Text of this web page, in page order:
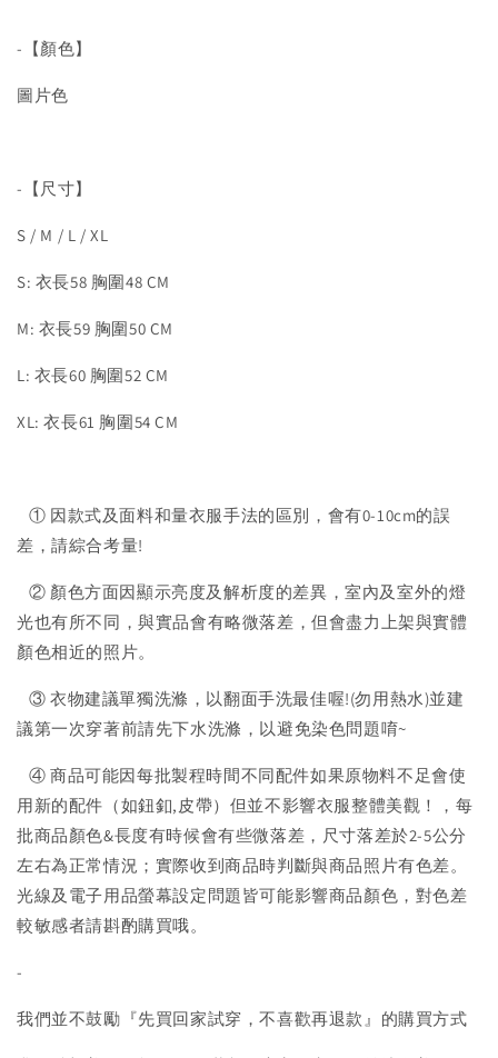
-【顏色】
圖片色
-【尺寸】
S / M / L / XL
S: 衣長58 胸圍48 CM
M: 衣長59 胸圍50 CM
L: 衣長60 胸圍52 CM
XL: 衣長61 胸圍54 CM
① 因款式及面料和量衣服手法的區別，會有0-10cm的誤
差，請綜合考量!
② 顏色方面因顯示亮度及解析度的差異，室內及室外的燈
光也有所不同，與實品會有略微落差，但會盡力上架與實體
顏色相近的照片。
③ 衣物建議單獨洗滌，以翻面手洗最佳喔!(勿用熱水)並建
議第一次穿著前請先下水洗滌，以避免染色問題唷~
④ 商品可能因每批製程時間不同配件如果原物料不足會使
用新的配件（如鈕釦,皮帶）但並不影響衣服整體美觀！，每
批商品顏色&長度有時候會有些微落差，尺寸落差於2-5公分
左右為正常情況；實際收到商品時判斷與商品照片有色差。
光線及電子用品螢幕設定問題皆可能影響商品顏色，對色差
較敏感者請斟酌購買哦。
-
我們並不鼓勵『先買回家試穿，不喜歡再退款』的購買方式